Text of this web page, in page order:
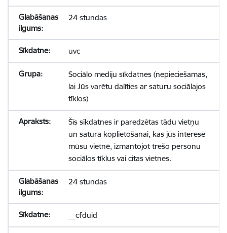
24 stundas
uvc
Sociālo mediju sīkdatnes (nepieciešamas,
lai Jūs varētu dalīties ar saturu sociālajos
tīklos)
Šīs sīkdatnes ir paredzētas tādu vietņu
un satura koplietošanai, kas jūs interesē
mūsu vietnē, izmantojot trešo personu
sociālos tīklus vai citas vietnes.
24 stundas
__cfduid